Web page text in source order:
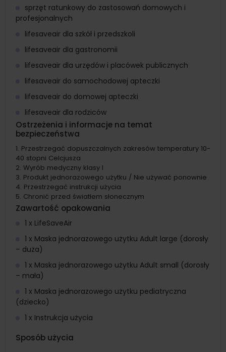
sprzęt ratunkowy do zastosowań domowych i
profesjonalnych
lifesaveair dla szkół i przedszkoli
lifesaveair dla gastronomii
lifesaveair dla urzędów i placówek publicznych
lifesaveair do samochodowej apteczki
lifesaveair do domowej apteczki
lifesaveair dla rodziców
Ostrzeżenia i informacje na temat
bezpieczeństwa
Przestrzegać dopuszczalnych zakresów temperatury 10-
40 stopni Celcjusza
Wyrób medyczny klasy I
Produkt jednorazowego użytku / Nie używać ponownie
Przestrzegać instrukcji użycia
Chronić przed światłem słonecznym
Zawartość opakowania
1 x LifeSaveAir
1 x Maska jednorazowego użytku Adult large (dorosły
– duża)
1 x Maska jednorazowego użytku Adult small (dorosły
– mała)
1 x Maska jednorazowego użytku pediatryczna
(dziecko)
1 x Instrukcja użycia
Sposób użycia